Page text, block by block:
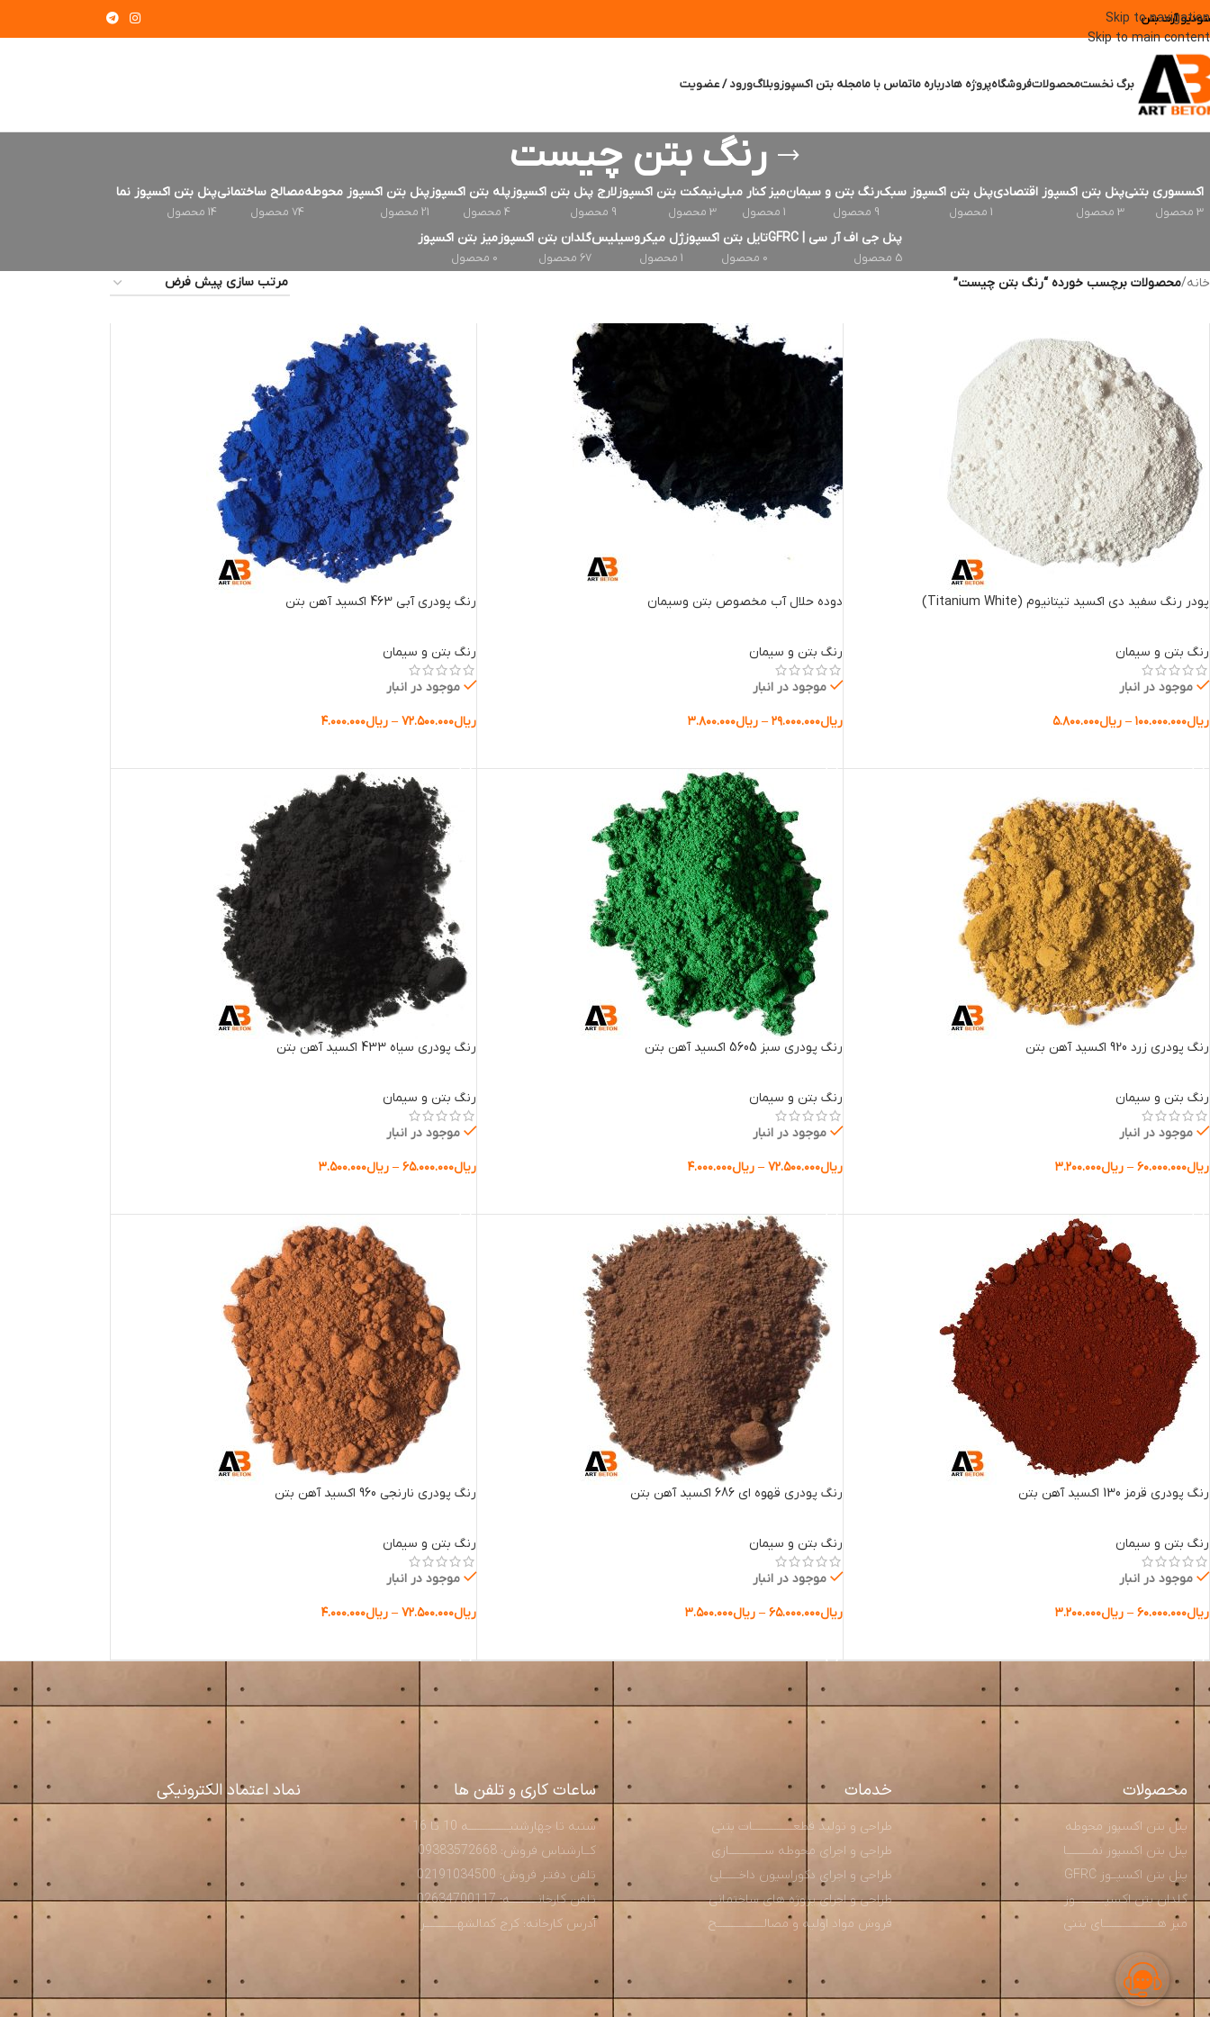
Skip to navigation
Skip to main content
آرت بتن
برگ نخستمحصولاتفروشگاهپروژه هادرباره ماتماس با مامجله بتن اکسپوزوبلاگورود / عضویت
رنگ بتن چیست
اکسسوری بتنی
3 محصول
پنل بتن اکسپوز اقتصادی
3 محصول
پنل بتن اکسپوز سبک
1 محصول
رنگ بتن و سیمان
9 محصول
میز کنار مبلی
1 محصول
نیمکت بتن اکسپوز
3 محصول
لارج پنل بتن اکسپوز
9 محصول
پله بتن اکسپوز
4 محصول
پنل بتن اکسپوز محوطه
21 محصول
مصالح ساختمانی
74 محصول
پنل بتن اکسپوز نما
14 محصول
پنل جی اف آر سی | GFRC
5 محصول
تایل بتن اکسپوز
0 محصول
ژل میکروسیلیس
1 محصول
گلدان بتن اکسپوز
67 محصول
میز بتن اکسپوز
0 محصول
خانه/محصولات برچسب خورده “رنگ بتن چیست”
پودر رنگ سفید دی اکسید تیتانیوم (Titanium White)
رنگ بتن و سیمان
موجود در انبار
ریال۱۰۰.۰۰۰.۰۰۰ – ریال۵.۸۰۰.۰۰۰
دوده حلال آب مخصوص بتن وسیمان
رنگ بتن و سیمان
موجود در انبار
ریال۲۹.۰۰۰.۰۰۰ – ریال۳.۸۰۰.۰۰۰
رنگ پودری آبی 463 اکسید آهن بتن
رنگ بتن و سیمان
موجود در انبار
ریال۷۲.۵۰۰.۰۰۰ – ریال۴.۰۰۰.۰۰۰
رنگ پودری زرد 920 اکسید آهن بتن
رنگ بتن و سیمان
موجود در انبار
ریال۶۰.۰۰۰.۰۰۰ – ریال۳.۲۰۰.۰۰۰
رنگ پودری سبز 5605 اکسید آهن بتن
رنگ بتن و سیمان
موجود در انبار
ریال۷۲.۵۰۰.۰۰۰ – ریال۴.۰۰۰.۰۰۰
رنگ پودری سیاه 433 اکسید آهن بتن
رنگ بتن و سیمان
موجود در انبار
ریال۶۵.۰۰۰.۰۰۰ – ریال۳.۵۰۰.۰۰۰
رنگ پودری قرمز 130 اکسید آهن بتن
رنگ بتن و سیمان
موجود در انبار
ریال۶۰.۰۰۰.۰۰۰ – ریال۳.۲۰۰.۰۰۰
رنگ پودری قهوه ای 686 اکسید آهن بتن
رنگ بتن و سیمان
موجود در انبار
ریال۶۵.۰۰۰.۰۰۰ – ریال۳.۵۰۰.۰۰۰
رنگ پودری نارنجی 960 اکسید آهن بتن
رنگ بتن و سیمان
موجود در انبار
ریال۷۲.۵۰۰.۰۰۰ – ریال۴.۰۰۰.۰۰۰
محصولات
پنل بتن اکسپوز محوطه
پنل بتن اکسپوز نمـــــــــا
پنل بتن اکسپــوز GFRC
گلدان بتن اکسپـــــــــــوز
میز هــــــــــــــــــــای بتنی
خدمات
طراحی و تولید قطعـــــــــــــــات بتنی
طراحی و اجرای محوطه ســـــــــــــازی
طراحی و اجرای دکوراسیون داخــــــلی
طراحی و اجرای پروژه های ساختمانی
فروش مواد اولیه و مصالـــــــــــــــــح
ساعات کاری و تلفن ها
شنبه تا چهارشنبـــــــــــــــه 10 تا 16
کــارشناس فروش: 09383572668
تلفن دفتـر فروش: 02191034500
تلفن کارخانــــــــــه: 02634700117
آدرس کارخانه: کرج کمالشهــــــــــــر
نماد اعتماد الکترونیکی